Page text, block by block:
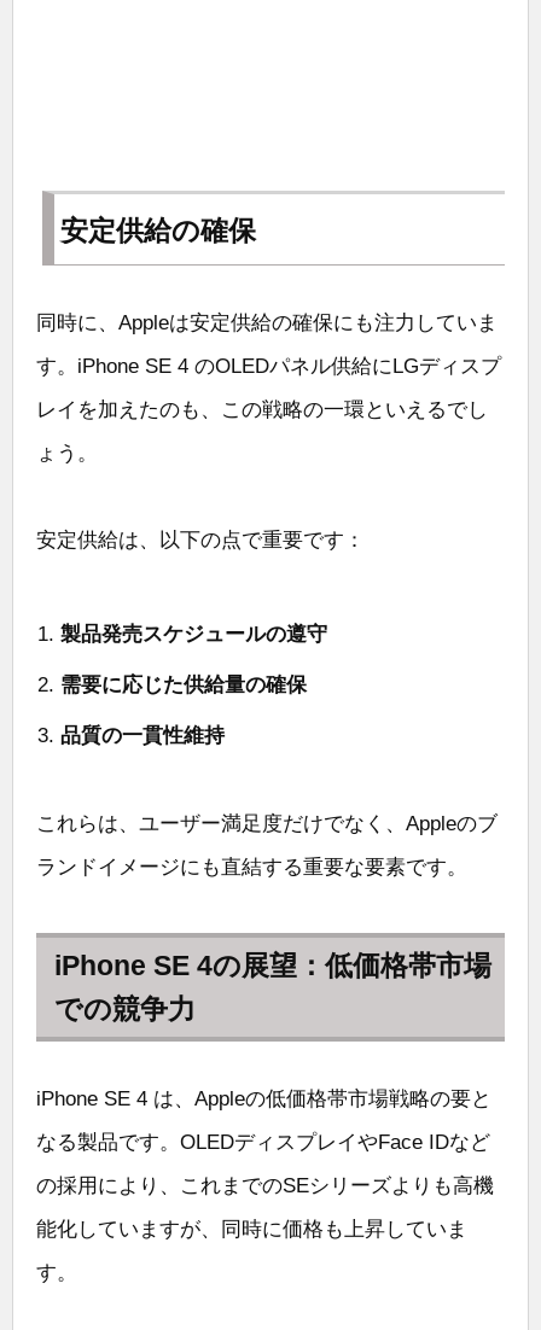
安定供給の確保
同時に、Appleは安定供給の確保にも注力していま
す。iPhone SE 4 のOLEDパネル供給にLGディスプ
レイを加えたのも、この戦略の一環といえるでし
ょう。
安定供給は、以下の点で重要です：
製品発売スケジュールの遵守
需要に応じた供給量の確保
品質の一貫性維持
これらは、ユーザー満足度だけでなく、Appleのブ
ランドイメージにも直結する重要な要素です。
iPhone SE 4の展望：低価格帯市場
での競争力
iPhone SE 4 は、Appleの低価格帯市場戦略の要と
なる製品です。OLEDディスプレイやFace IDなど
の採用により、これまでのSEシリーズよりも高機
能化していますが、同時に価格も上昇していま
す。